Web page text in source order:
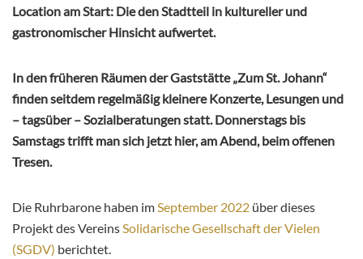
Location am Start: Die den Stadtteil in kultureller und
gastronomischer Hinsicht aufwertet.
In den früheren Räumen der Gaststätte „Zum St. Johann“
finden seitdem regelmäßig kleinere Konzerte, Lesungen und
– tagsüber – Sozialberatungen statt. Donnerstags bis
Samstags trifft man sich jetzt hier, am Abend, beim offenen
Tresen.
Die Ruhrbarone haben imSeptember 2022 über dieses
Projekt des VereinsSolidarische Gesellschaft der Vielen
(SGDV) berichtet.